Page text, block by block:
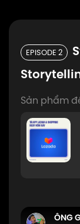
EPISODE 2
Sản phẩm
ÔNG